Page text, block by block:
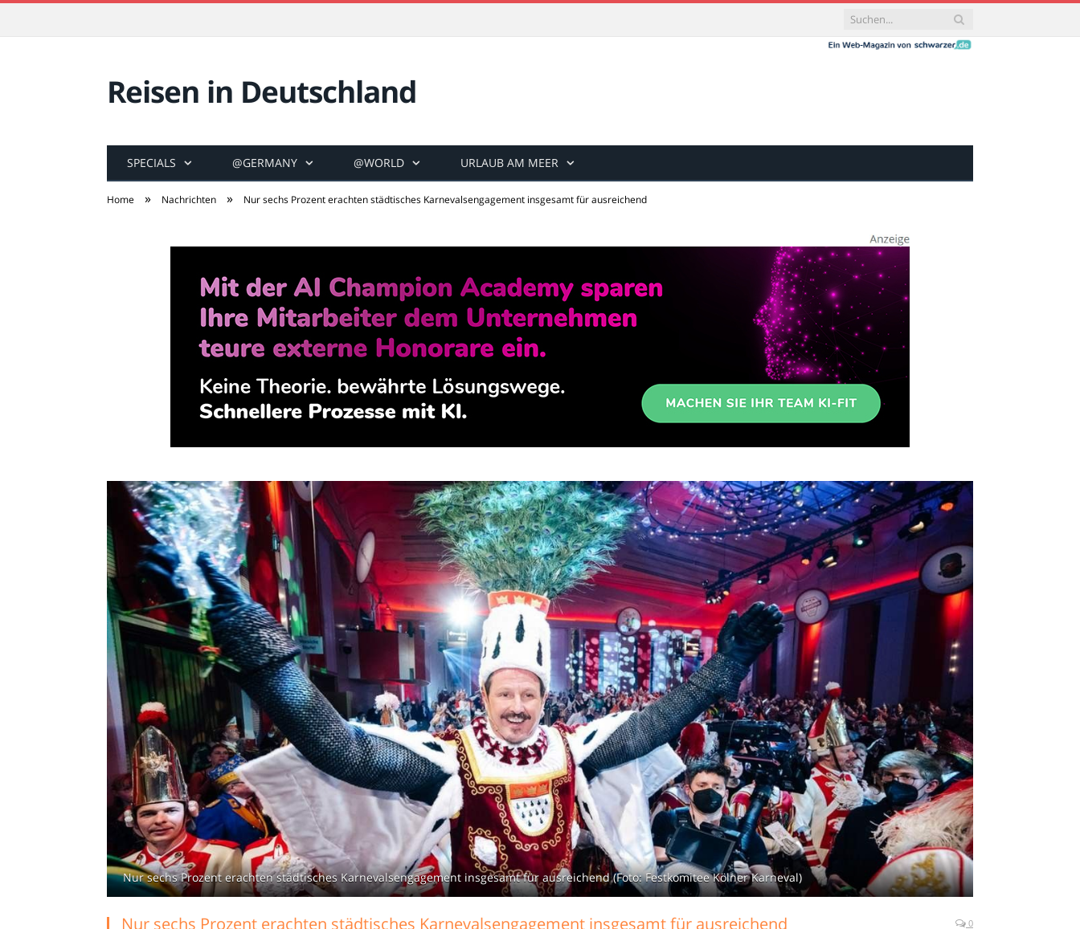
Reisen in Deutschland
SPECIALS @GERMANY @WORLD URLAUB AM MEER
Home » Nachrichten » Nur sechs Prozent erachten städtisches Karnevalsengagement insgesamt für ausreichend
Nur sechs Prozent erachten städtisches Karnevalsengagement insgesamt für ausreichend (Foto: Festkomitee Kölner Karneval)
Nur sechs Prozent erachten städtisches Karnevalsengagement insgesamt für ausreichend 0